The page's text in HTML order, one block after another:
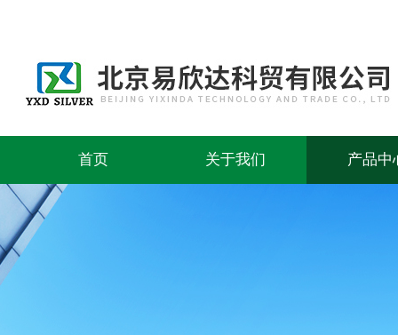
首页 关于我们 产品中